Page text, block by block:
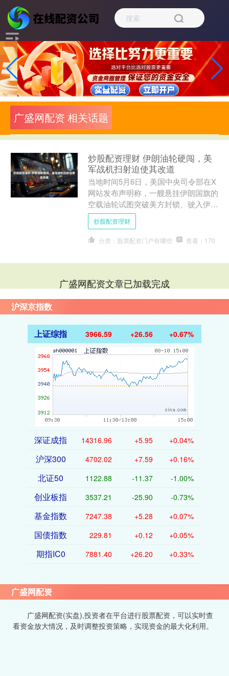
广盛网配资 相关话题
炒股配资理财 伊朗油轮硬闯，美
军战机扫射迫使其改道
当地时间5月6日，美国中央司令部在X
网站发布声明称，一艘悬挂伊朗国旗的
空载油轮试图突破美方封锁、驶入伊朗
港口，遭美军机扫射后船舵瘫痪，无法
继续驶向伊朗。 声明称....
炒股配资理财
分类：股票配资门户有哪些 查看：170
广盛网配资文章已加载完成
沪深京指数
上证综指 3966.59 +26.56 +0.67%
深证成指 14316.96 +5.95 +0.04%
沪深300 4702.02 +7.59 +0.16%
北证50 1122.88 -11.37 -1.00%
创业板指 3537.21 -25.90 -0.73%
基金指数 7247.38 +5.28 +0.07%
国债指数 229.81 +0.12 +0.05%
期指IC0 7881.40 +26.20 +0.33%
广盛网配资
广盛网配资(实盘),投资者在平台进行股票配资，可以实时查
看资金放大情况，及时调整投资策略，实现资金的最大化利用。